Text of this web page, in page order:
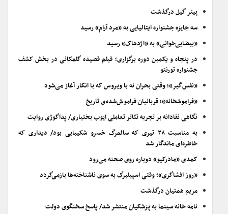
پیتر گیل درگذشت
سه جایزه جشنواره ایتالیایی به «مرد آرام» رسید
«بیضایی‌خوانی» به «اژدهاک» رسید
در پنجاه و یکمین دوره برگزاری؛ فیلم قصیده گلمکانی در بخش کشف
جشنواره تورنتو
«نفس‌گیر»؛ وقتی بحران نه با ویروس که با انکار آغاز می‌شود
«فراموشخانه»؛ قربانیان فراموش‌شده‌ی تاریخ
نگاهی نقادانه بر تجربه تئاتر تعاملی ایوب بختیاری/ پداگوژی روایت
به مناسبت ۲۸ تیری که سالمرگ خسرو شکیبایی بود/ دیداری که
خاطره‌ای ماندگار شد
کمدی «مادرکیو» دوباره روی صحنه می‌رود
«روز افشاگری»؛ وقتی اسپیلبرگ به سوی ناشناخته‌ها بازمی‌گردد
مریم همتیان درگذشت
نامه خانه سینما به پزشکیان منتشر شد/ پاسخ سخنگوی دولت